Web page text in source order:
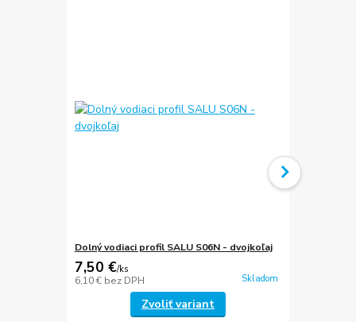
Dolný vodiaci profil SALU S06N - dvojkoľaj
7,50 €/ks
6,10 € bez DPH Skladom
Zvoliť variant